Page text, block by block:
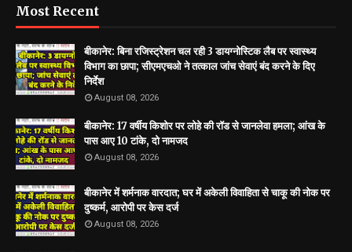
Most Recent
बीकानेर: बिना रजिस्ट्रेशन चल रही 3 डायग्नोस्टिक लैब पर स्वास्थ्य
विभाग का छापा; सीएमएचओ ने तत्काल जांच सेवाएं बंद करने के दिए
निर्देश
August 08, 2026
बीकानेर: 17 वर्षीय किशोर पर लोहे की रॉड से जानलेवा हमला; आंख के
पास आए 10 टांके, दो नामजद
August 08, 2026
बीकानेर में शर्मनाक वारदात; घर में अकेली विवाहिता से चाकू की नोक पर
दुष्कर्म, आरोपी पर केस दर्ज
August 08, 2026